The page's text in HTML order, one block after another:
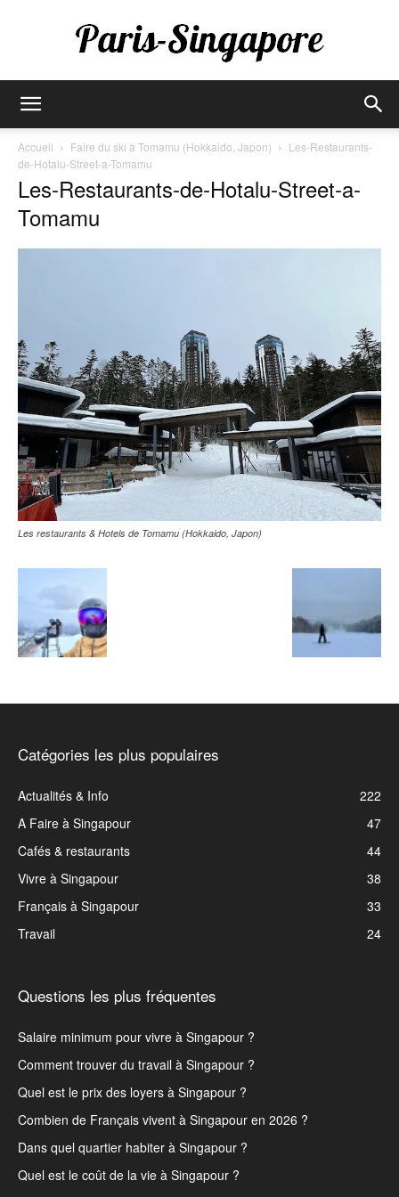
Singapore
Accueil Faire du ski à Tomamu (Hokkaido, Japon)
Les-Restaurants-
de-Hotalu-Street-a-Tomamu
Les-Restaurants-de-Hotalu-Street-a-
Tomamu
Les restaurants & Hotels de Tomamu (Hokkaido, Japon)
Catégories les plus populaires
Actualités & Info
222
A Faire à Singapour
47
Cafés & restaurants
44
Vivre à Singapour
38
Français à Singapour
33
Travail
24
Questions les plus fréquentes
Salaire minimum pour vivre à Singapour ?
Comment trouver du travail à Singapour ?
Quel est le prix des loyers à Singapour ?
Combien de Français vivent à Singapour en 2026 ?
Dans quel quartier habiter à Singapour ?
Quel est le coût de la vie à Singapour ?